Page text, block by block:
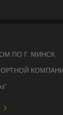
ПО Г. МИНСК